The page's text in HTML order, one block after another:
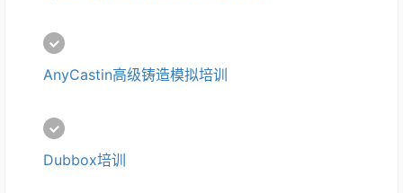
AnyCastin高级铸造模拟培训
Dubbox培训